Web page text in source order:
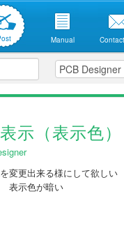
Manual
示（表示色）
変更出来る様にして欲しい
表示色が暗い